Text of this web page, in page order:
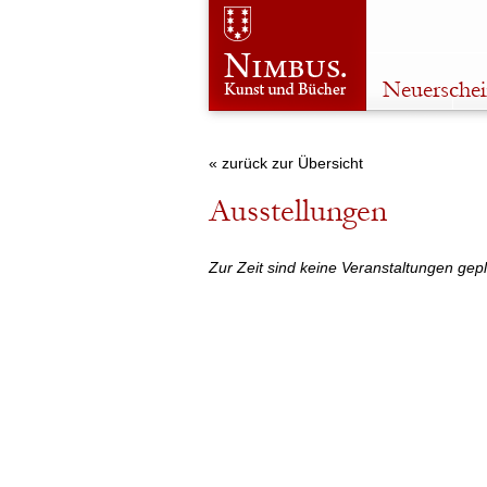
Ausstellungen
« zurück zur Übersicht
Zur Zeit sind keine Veranstaltungen